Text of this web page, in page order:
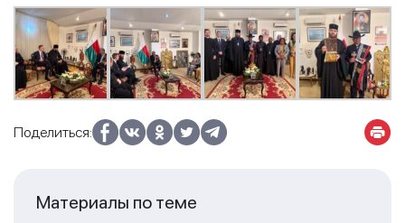
Поделиться:
Материалы по теме